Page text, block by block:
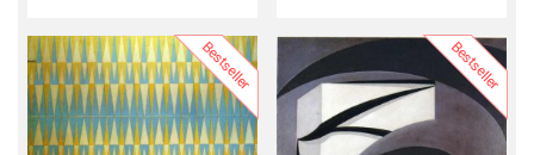
Bestseller Bestseller